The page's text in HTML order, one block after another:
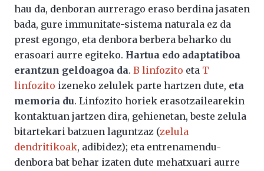
hau da, denboran aurrerago eraso berdina jasaten
bada, gure immunitate-sistema naturala ez da
prest egongo, eta denbora berbera beharko du
erasoari aurre egiteko. Hartua edo adaptatiboa
erantzun geldoagoa da. B linfozito eta T
linfozito izeneko zelulek parte hartzen dute, eta
memoria du. Linfozito horiek erasotzailearekin
kontaktuan jartzen dira, gehienetan, beste zelula
bitartekari batzuen laguntzaz (zelula
dendritikoak, adibidez); eta entrenamendu-
denbora bat behar izaten dute mehatxuari aurre